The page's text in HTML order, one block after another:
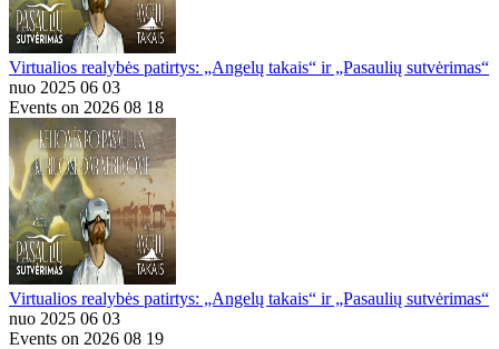
Virtualios realybės patirtys: „Angelų takais“ ir „Pasaulių sutvėrimas“
nuo 2025 06 03
Events on 2026 08 18
Virtualios realybės patirtys: „Angelų takais“ ir „Pasaulių sutvėrimas“
nuo 2025 06 03
Events on 2026 08 19